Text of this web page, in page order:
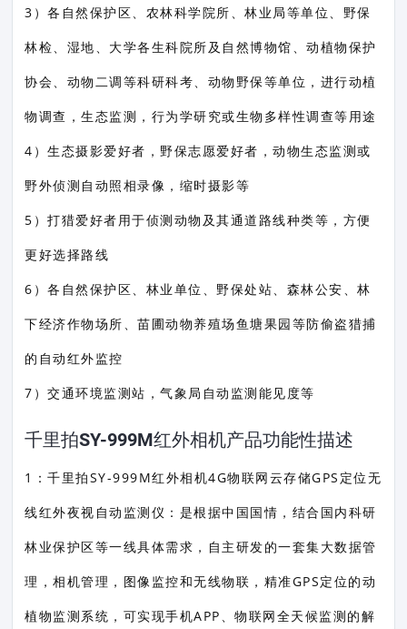
3）各自然保护区、农林科学院所、林业局等单位、野保
林检、湿地、大学各生科院所及自然博物馆、动植物保护
协会、动物二调等科研科考、动物野保等单位，进行动植
物调查，生态监测，行为学研究或生物多样性调查等用途
4）生态摄影爱好者，野保志愿爱好者，动物生态监测或
野外侦测自动照相录像，缩时摄影等
5）打猎爱好者用于侦测动物及其通道路线种类等，方便
更好选择路线
6）各自然保护区、林业单位、野保处站、森林公安、林
下经济作物场所、苗圃动物养殖场鱼塘果园等防偷盗猎捕
的自动红外监控
7）交通环境监测站，气象局自动监测能见度等
千里拍SY-999M红外相机产品功能性描述
1：千里拍SY-999M红外相机4G物联网云存储GPS定位无
线红外夜视自动监测仪：是根据中国国情，结合国内科研
林业保护区等一线具体需求，自主研发的一套集大数据管
理，相机管理，图像监控和无线物联，精准GPS定位的动
植物监测系统，可实现手机APP、物联网全天候监测的解